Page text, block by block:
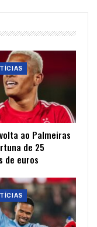
ao Palmeiras
de 25
de euros